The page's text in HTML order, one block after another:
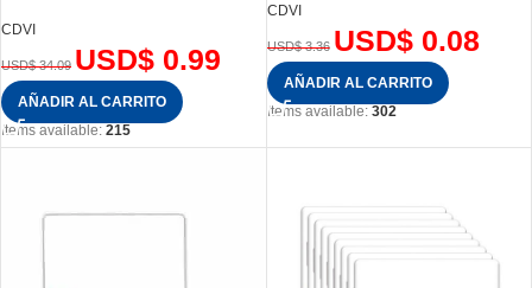
CDVI
USD$34.09 USD$ 0.99
AÑADIR AL CARRITO
Items available: 215
CDVI
USD$3.36 USD$0.08
AÑADIR AL CARRITO
Items available: 302